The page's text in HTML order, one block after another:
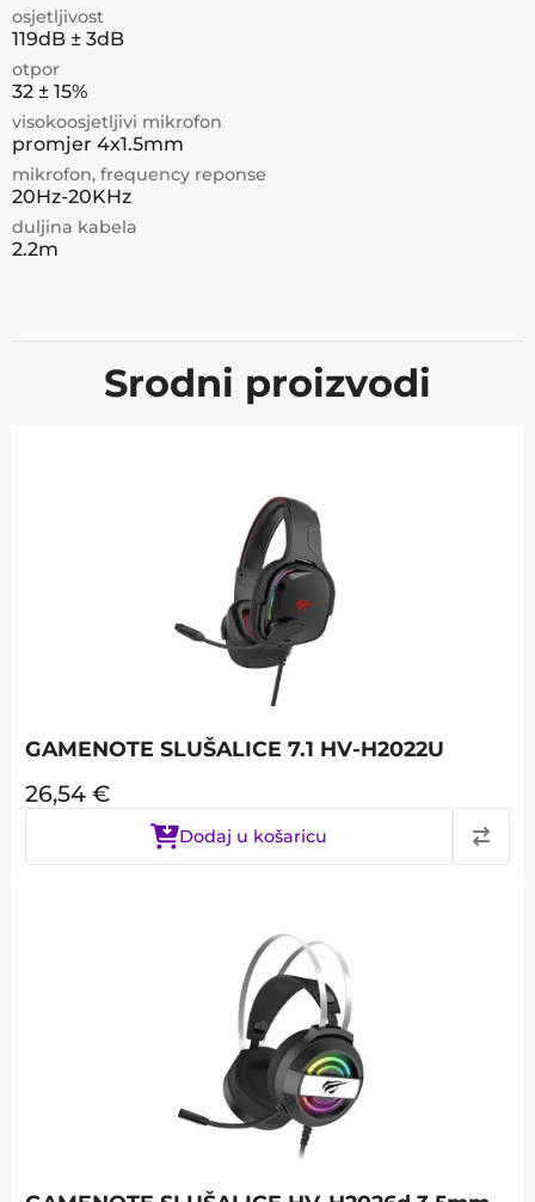
osjetljivost
119dB ± 3dB
otpor
32 ± 15%
visokoosjetljivi mikrofon
promjer 4x1.5mm
mikrofon, frequency reponse
20Hz-20KHz
duljina kabela
2.2m
Srodni proizvodi
GAMENOTE SLUŠALICE 7.1 HV-H2022U
26,54 €
Dodaj u košaricu